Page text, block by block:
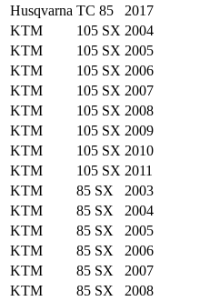
Husqvarna TC 85
2017
KTM
105 SX 2004
KTM
105 SX 2005
KTM
105 SX 2006
KTM
105 SX 2007
KTM
105 SX 2008
KTM
105 SX 2009
KTM
105 SX 2010
KTM
105 SX 2011
KTM
85 SX
2003
KTM
85 SX
2004
KTM
85 SX
2005
KTM
85 SX
2006
KTM
85 SX
2007
KTM
85 SX
2008